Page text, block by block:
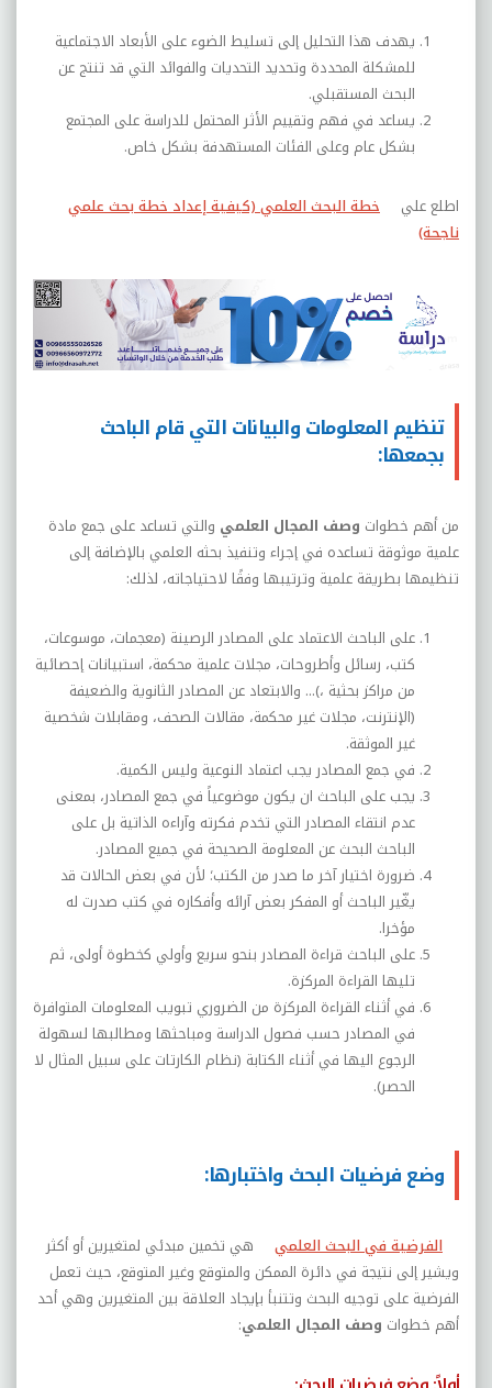
يهدف هذا التحليل إلى تسليط الضوء على الأبعاد الاجتماعية
للمشكلة المحددة وتحديد التحديات والفوائد التي قد تنتج عن
البحث المستقبلي.
يساعد في فهم وتقييم الأثر المحتمل للدراسة على المجتمع
بشكل عام وعلى الفئات المستهدفة بشكل خاص.
اطلع علي
خطة البحث العلمي (كيفية إعداد خطة بحث علمي
ناجحة)
تنظيم المعلومات والبيانات التي قام الباحث
بجمعها:
من أهم خطوات وصف المجال العلمي والتي تساعد على جمع مادة
علمية موثوقة تساعده في إجراء وتنفيذ بحثه العلمي بالإضافة إلى
تنظيمها بطريقة علمية وترتيبها وفقًا لاحتياجاته، لذلك:
على الباحث الاعتماد على المصادر الرصينة (معجمات، موسوعات،
كتب، رسائل وأطروحات، مجلات علمية محكمة، استبيانات إحصائية
من مراكز بحثية ،)... والابتعاد عن المصادر الثانوية والضعيفة
(الإنترنت، مجلات غير محكمة، مقالات الصحف، ومقابلات شخصية
غير الموثقة.
في جمع المصادر يجب اعتماد النوعية وليس الكمية.
يجب على الباحث ان يكون موضوعياً في جمع المصادر، بمعنى
عدم انتقاء المصادر التي تخدم فكرته وآراءه الذاتية بل على
الباحث البحث عن المعلومة الصحيحة في جميع المصادر.
ضرورة اختيار آخر ما صدر من الكتب؛ لأن في بعض الحالات قد
يغّير الباحث أو المفكر بعض آرائه وأفكاره في كتب صدرت له
مؤخرا.
على الباحث قراءة المصادر بنحو سريع وأولي كخطوة أولى، ثم
تليها القراءة المركزة.
في أثناء القراءة المركزة من الضروري تبويب المعلومات المتوافرة
في المصادر حسب فصول الدراسة ومباحثها ومطالبها لسهولة
الرجوع اليها في أثناء الكتابة (نظام الكارتات على سبيل المثال لا
الحصر).
وضع فرضيات البحث واختبارها:
الفرضية في البحث العلمي
هي تخمين مبدئي لمتغيرين أو أكثر
ويشير إلى نتيجة في دائرة الممكن والمتوقع وغير المتوقع، حيث تعمل
الفرضية على توجيه البحث وتتنبأ بإيجاد العلاقة بين المتغيرين وهي أحد
أهم خطوات وصف المجال العلمي: